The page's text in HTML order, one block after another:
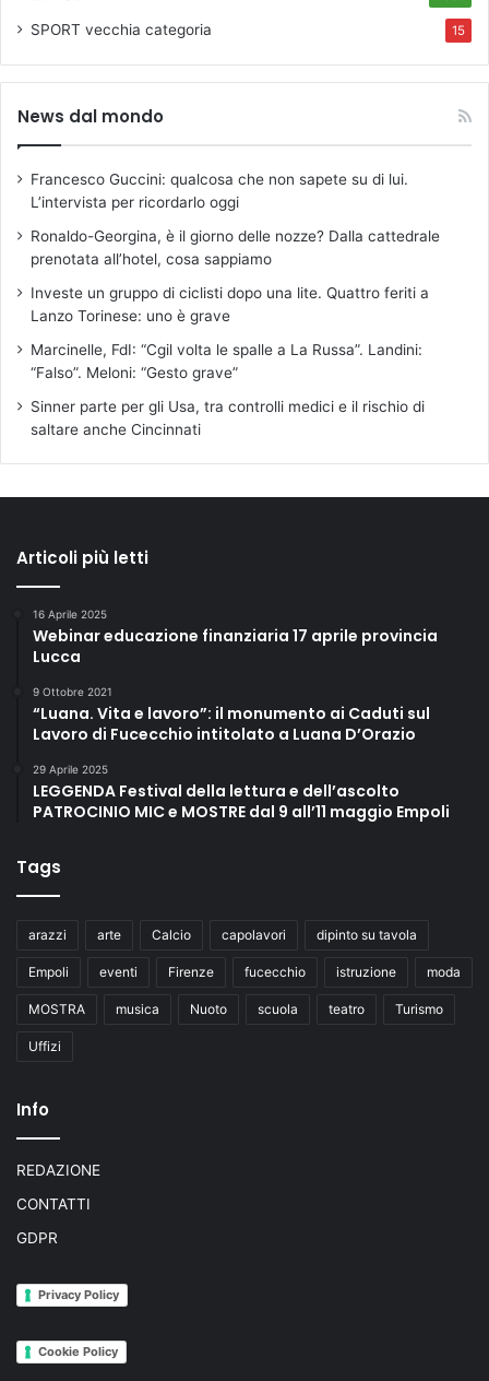
SPORT vecchia categoria 15
News dal mondo
Francesco Guccini: qualcosa che non sapete su di lui.
L’intervista per ricordarlo oggi
Ronaldo-Georgina, è il giorno delle nozze? Dalla cattedrale
prenotata all’hotel, cosa sappiamo
Investe un gruppo di ciclisti dopo una lite. Quattro feriti a
Lanzo Torinese: uno è grave
Marcinelle, FdI: “Cgil volta le spalle a La Russa”. Landini:
“Falso”. Meloni: “Gesto grave”
Sinner parte per gli Usa, tra controlli medici e il rischio di
saltare anche Cincinnati
Articoli più letti
16 Aprile 2025
Webinar educazione finanziaria 17 aprile provincia
Lucca
9 Ottobre 2021
“Luana. Vita e lavoro”: il monumento ai Caduti sul
Lavoro di Fucecchio intitolato a Luana D’Orazio
29 Aprile 2025
LEGGENDA Festival della lettura e dell’ascolto
PATROCINIO MIC e MOSTRE dal 9 all’11 maggio Empoli
Tags
arazzi arte Calcio capolavori dipinto su tavola
Empoli eventi Firenze fucecchio istruzione moda
MOSTRA musica Nuoto scuola teatro Turismo
Uffizi
Info
REDAZIONE
CONTATTI
GDPR
Privacy Policy
Cookie Policy